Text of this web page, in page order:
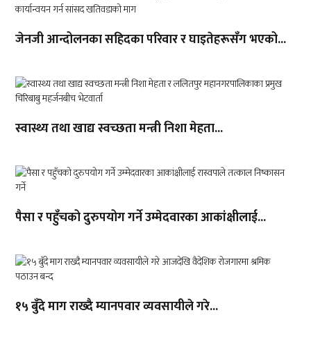
जेनजी आन्दोलनका सहिदका परिवार र घाइतेहरूसँग भएको...
स्वास्थ्य तथा खाद्य स्वच्छता मन्त्री निशा मेहता...
पैसा र पहुँचको दुरुपयोग गर्ने उम्मेदवारका आकांक्षीलाई...
१५ बुँदे माग राख्दै म्यानपवार व्यवसायीले गरे...